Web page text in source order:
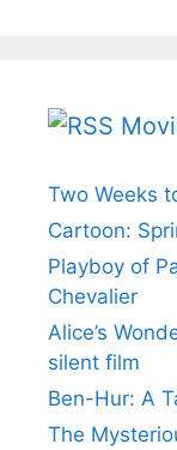
Two Weeks
Cartoon:
Playboy of
Chevalier
Alice’s
silent film
Ben-Hur: A
The